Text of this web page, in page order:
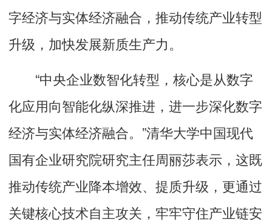
字经济与实体经济融合，推动传统产业转型
升级，加快发展新质生产力。
“中央企业数智化转型，核心是从数字
化应用向智能化纵深推进，进一步深化数字
经济与实体经济融合。”清华大学中国现代
国有企业研究院研究主任周丽莎表示，这既
推动传统产业降本增效、提质升级，更通过
关键核心技术自主攻关，牢牢守住产业链安